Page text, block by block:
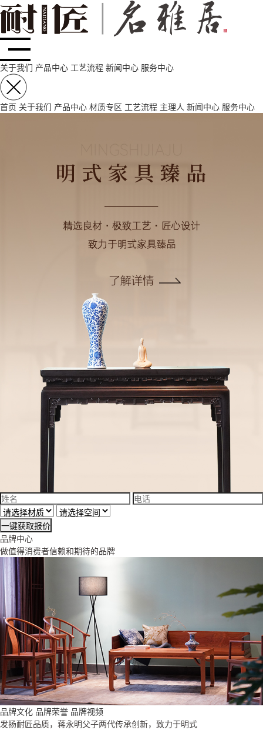
关于我们 产品中心 工艺流程 新闻中心 服务中心
首页 关于我们 产品中心 材质专区 工艺流程 主理人 新闻中心 服务中心
品牌中心
做值得消费者信赖和期待的品牌
品牌文化 品牌荣誉 品牌视频
发扬耐匠品质，蒋永明父子两代传承创新，致力于明式